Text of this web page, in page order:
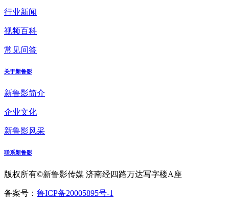
行业新闻
视频百科
常见问答
关于新鲁影
新鲁影简介
企业文化
新鲁影风采
联系新鲁影
版权所有©新鲁影传媒 济南经四路万达写字楼A座
备案号： 鲁ICP备20005895号-1